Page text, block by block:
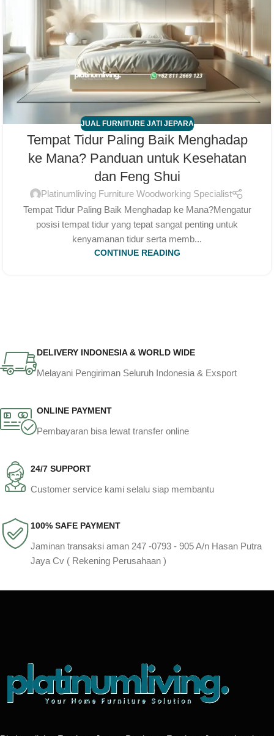
JUAL FURNITURE JATI JEPARA
Tempat Tidur Paling Baik Menghadap
ke Mana? Panduan untuk Kesehatan
dan Feng Shui
Platinumliving Furniture Woodworking Specialist
Tempat Tidur Paling Baik Menghadap ke Mana?Mengatur
posisi tempat tidur yang tepat sangat penting untuk
kenyamanan tidur serta memb...
CONTINUE READING
DELIVERY INDONESIA & WORLD WIDE
Melayani Pengiriman Seluruh Indonesia & Exsport
ONLINE PAYMENT
Pembayaran bisa lewat transfer online
24/7 SUPPORT
Customer service kami selalu siap membantu
100% SAFE PAYMENT
Jaminan transaksi aman 247 -0793 - 905 A/n Hasan Putra
Jaya Cv ( Rekening Perusahaan )